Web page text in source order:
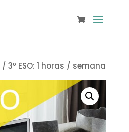
/ 3º ESO: 1 horas / semana